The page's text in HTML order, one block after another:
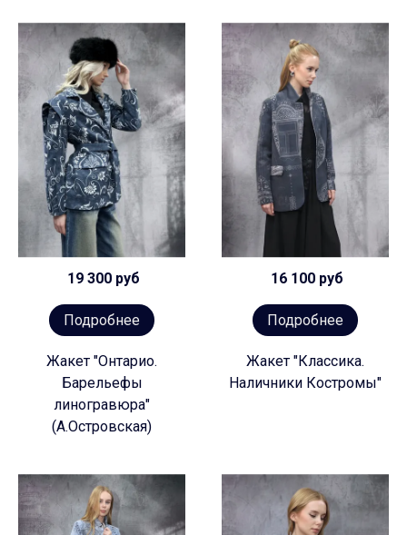
19 300 руб
Подробнее
Жакет "Онтарио.
Барельефы
линогравюра"
(А.Островская)
16 100 руб
Подробнее
Жакет "Классика.
Наличники Костромы"